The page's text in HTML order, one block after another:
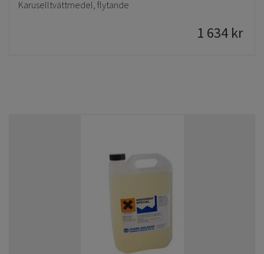
Karuselltvättmedel, flytande
1 634 kr